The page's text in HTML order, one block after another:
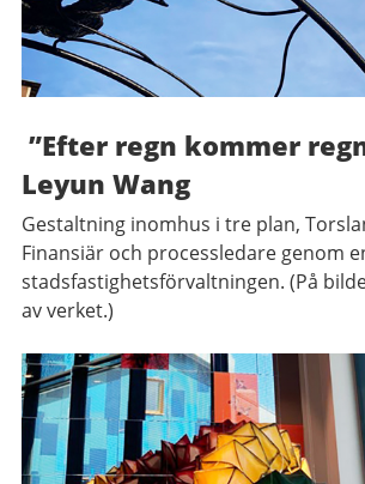
”Efter regn kommer
Leyun Wang
Gestaltning inomhus i tre plan,
Finansiär och processledare genom
stadsfastighetsförvaltningen. (På
av verket.)